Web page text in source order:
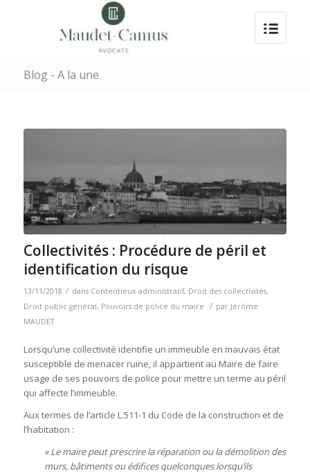
Blog - A la une
Collectivités : Procédure de péril et
identification du risque
13/11/2018 / dans Contentieux administratif, Droit des collectivités,
Droit public général, Pouvoirs de police du maire / par Jérôme
MAUDET
Lorsqu’une collectivité identifie un immeuble en mauvais état
susceptible de menacer ruine, il appartient au Maire de faire
usage de ses pouvoirs de police pour mettre un terme au péril
qui affecte l’immeuble.
Aux termes de l’article L.511-1 du Code de la construction et de
l’habitation :
« Le maire peut prescrire la réparation ou la démolition des
murs, bâtiments ou édifices quelconques lorsqu’ils